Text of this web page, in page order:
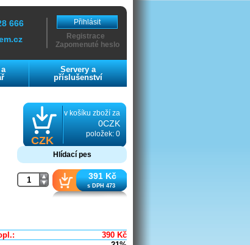
666
Přihlásit
Registrace
Zapomenuté heslo
Servery a
příslušenství
CZK
v košíku zboží za
0CZK
položek: 0
Hlídací pes
391 Kč
s DPH 473
390 Kč